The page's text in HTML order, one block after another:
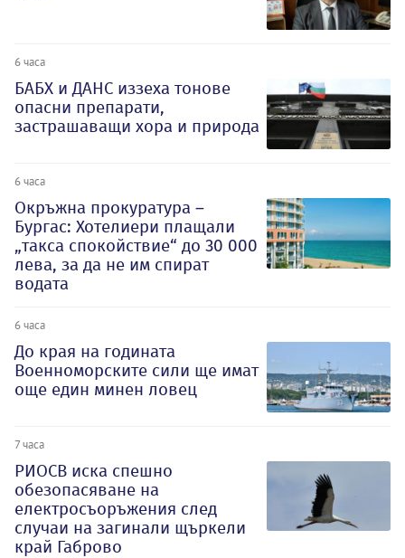
6 часа
БАБХ и ДАНС иззеха тонове
опасни препарати,
застрашаващи хора и природа
6 часа
Окръжна прокуратура –
Бургас: Хотелиери плащали
„такса спокойствие“ до 30 000
лева, за да не им спират
водата
6 часа
До края на годината
Военноморските сили ще имат
още един минен ловец
7 часа
РИОСВ иска спешно
обезопасяване на
електросъоръжения след
случаи на загинали щъркели
край Габрово